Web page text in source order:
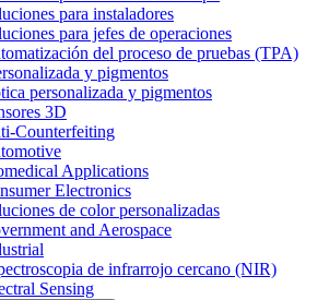
para instaladores
para jefes de operaciones
del proceso de pruebas (TPA)
y pigmentos
personalizada y pigmentos
3D
Counterfeiting
Applications
Electronics
de color personalizadas
and Aerospace
de infrarrojo cercano (NIR)
Sensing